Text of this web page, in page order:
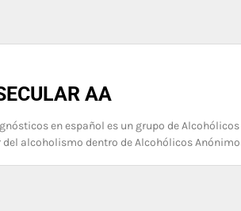
AA
en español es un grupo de
alcoholismo dentro de Alcohólicos